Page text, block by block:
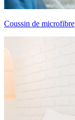
Coussin de microfibre